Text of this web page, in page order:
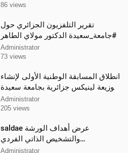
86 views
تقرير التلفزيون الجزائري حول
#جامعة_سعيدة الدكتور مولاي الطاهر
Administrator
73 views
انطلاق المسابقة الوطنية الأولى لإنشاء
توزيعة لينيكس جزائرية بجامعة سعيدة
الدكتور مولاي الطاهر
Administrator
205 views
saldae عرض أهداف الورشة
والتشخيص الذاتي الفردي
والمؤسساتي أولى محطات ورشة
Administrator